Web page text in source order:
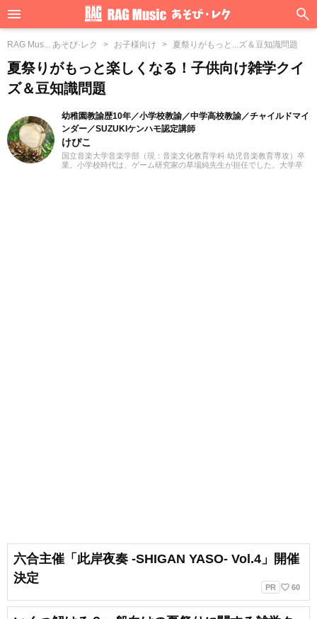
RAG Mus... あそび·レク お子様向け 夏祭りがもっと...ズ＆豆知識問題
夏祭りがもっと楽しくなる！子供向け雑学クイ
ズ＆豆知識問題
幼稚園教諭歴10年／小学校教諭／中学高校教諭／チャイルドマイ
ンダー／SUZUKIケンハモ認定講師
けぴこ
国立音楽大学音楽学部（現：音楽文化教育学科 幼児音楽教育専攻）卒
業。小学校時代は、ゲーム研究家の草場純先生が担任でした。大学卒
六合主催「此岸夜奏 -SHIGAN YASO- Vol.4」開催
決定
PR favorite_border 60